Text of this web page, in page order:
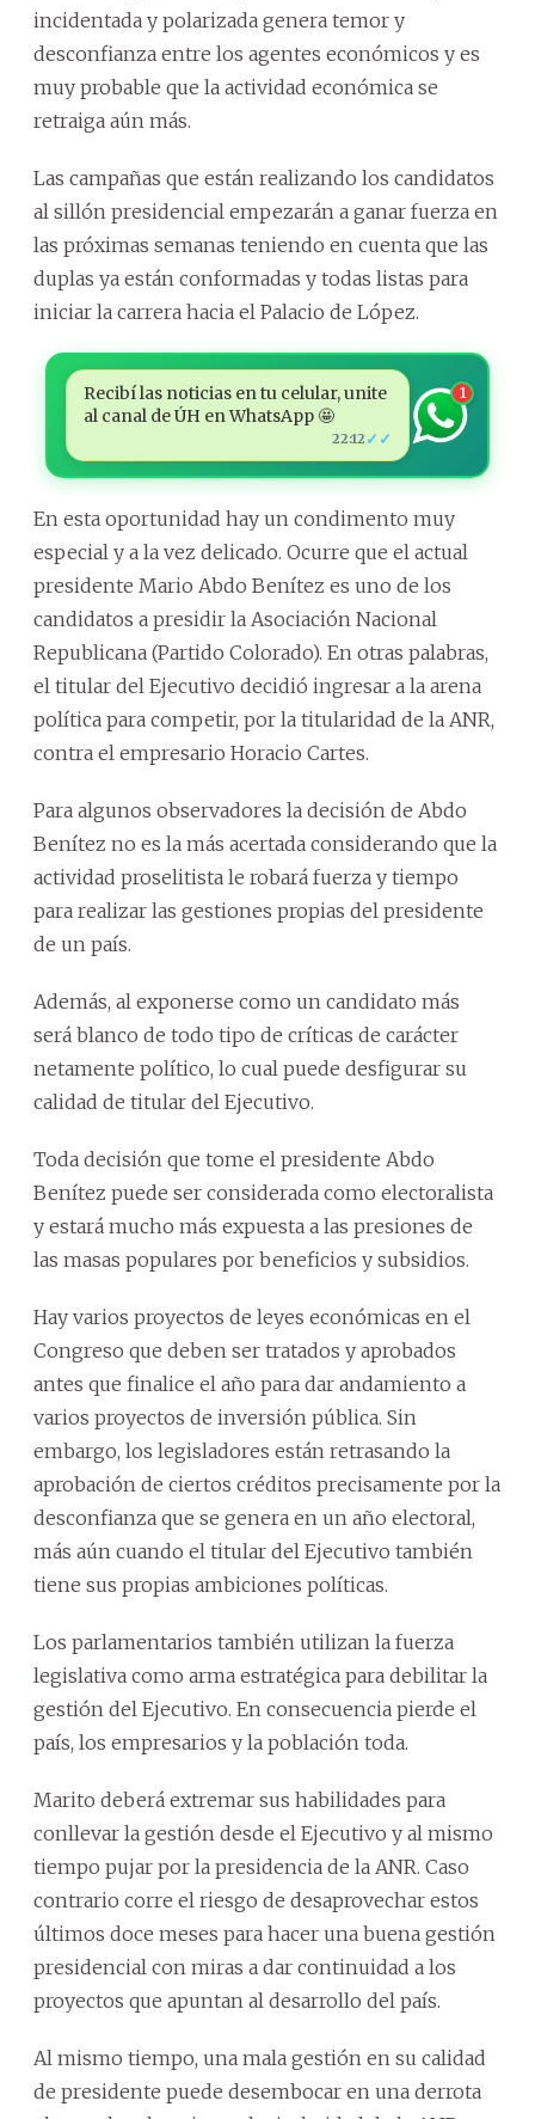
incidentada y polarizada genera temor y
desconfianza entre los agentes económicos y es
muy probable que la actividad económica se
retraiga aún más.
Las campañas que están realizando los candidatos
al sillón presidencial empezarán a ganar fuerza en
las próximas semanas teniendo en cuenta que las
duplas ya están conformadas y todas listas para
iniciar la carrera hacia el Palacio de López.
Recibí las noticias en tu celular, unite
al canal de ÚH en WhatsApp 🤩
22:12 ✓✓
1
En esta oportunidad hay un condimento muy
especial y a la vez delicado. Ocurre que el actual
presidente Mario Abdo Benítez es uno de los
candidatos a presidir la Asociación Nacional
Republicana (Partido Colorado). En otras palabras,
el titular del Ejecutivo decidió ingresar a la arena
política para competir, por la titularidad de la ANR,
contra el empresario Horacio Cartes.
Para algunos observadores la decisión de Abdo
Benítez no es la más acertada considerando que la
actividad proselitista le robará fuerza y tiempo
para realizar las gestiones propias del presidente
de un país.
Además, al exponerse como un candidato más
será blanco de todo tipo de críticas de carácter
netamente político, lo cual puede desfigurar su
calidad de titular del Ejecutivo.
Toda decisión que tome el presidente Abdo
Benítez puede ser considerada como electoralista
y estará mucho más expuesta a las presiones de
las masas populares por beneficios y subsidios.
Hay varios proyectos de leyes económicas en el
Congreso que deben ser tratados y aprobados
antes que finalice el año para dar andamiento a
varios proyectos de inversión pública. Sin
embargo, los legisladores están retrasando la
aprobación de ciertos créditos precisamente por la
desconfianza que se genera en un año electoral,
más aún cuando el titular del Ejecutivo también
tiene sus propias ambiciones políticas.
Los parlamentarios también utilizan la fuerza
legislativa como arma estratégica para debilitar la
gestión del Ejecutivo. En consecuencia pierde el
país, los empresarios y la población toda.
Marito deberá extremar sus habilidades para
conllevar la gestión desde el Ejecutivo y al mismo
tiempo pujar por la presidencia de la ANR. Caso
contrario corre el riesgo de desaprovechar estos
últimos doce meses para hacer una buena gestión
presidencial con miras a dar continuidad a los
proyectos que apuntan al desarrollo del país.
Al mismo tiempo, una mala gestión en su calidad
de presidente puede desembocar en una derrota